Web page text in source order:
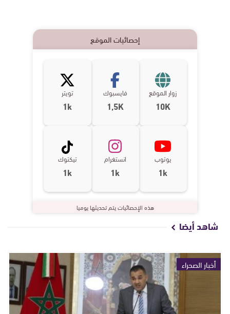
إحصائيات الموقع
زوار الموقع
10K
فايسبوك
1,5K
تويتر
1k
يوتوب
1k
انستغرام
1k
تيكتوك
1k
هذه الإحصائيات يتم تحديثها يوميا
شاهد أيضا
أخبار الصحراء